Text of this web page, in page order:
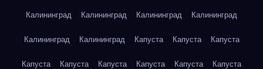
Калининград Калининград Калининград Калининград
Калининград Калининград Капуста Капуста Капуста
Капуста Капуста Капуста Капуста Капуста Капуста